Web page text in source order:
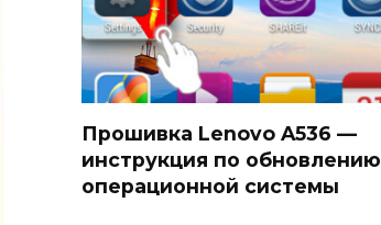
Прошивка Lenovo A536 —
инструкция по обновлению
операционной системы